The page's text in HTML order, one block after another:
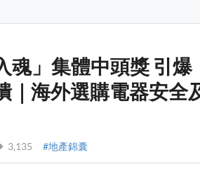
魂」集體中頭獎 引爆
｜海外選購電器安全
3,135 #地產錦囊